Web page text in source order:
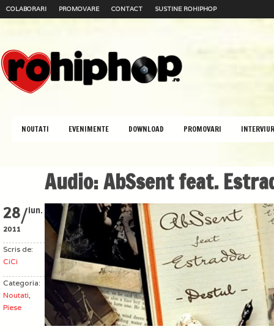
COLABORARI PROMOVARE CONTACT SUSTINE ROHIPHOP
NOUTATI EVENIMENTE DOWNLOAD PROMOVARI
Audio: AbSsent feat.
28/iun.
2011
Scris de:
CiCi
Categoria:
Noutati,
Piese